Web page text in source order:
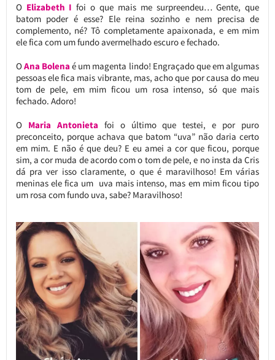
O Elizabeth I foi o que mais me surpreendeu… Gente, que
batom poder é esse? Ele reina sozinho e nem precisa de
complemento, né? Tô completamente apaixonada, e em mim
ele fica com um fundo avermelhado escuro e fechado.
OAna Bolena é um magenta lindo! Engraçado que em algumas
pessoas ele fica mais vibrante, mas, acho que por causa do meu
tom de pele, em mim ficou um rosa intenso, só que mais
fechado. Adoro!
O Maria Antonieta foi o último que testei, e por puro
preconceito, porque achava que batom “uva” não daria certo
em mim. E não é que deu? E eu amei a cor que ficou, porque
sim, a cor muda de acordo com o tom de pele, e no insta da Cris
dá pra ver isso claramente, o que é maravilhoso! Em várias
meninas ele fica um uva mais intenso, mas em mim ficou tipo
um rosa com fundo uva, sabe? Maravilhoso!